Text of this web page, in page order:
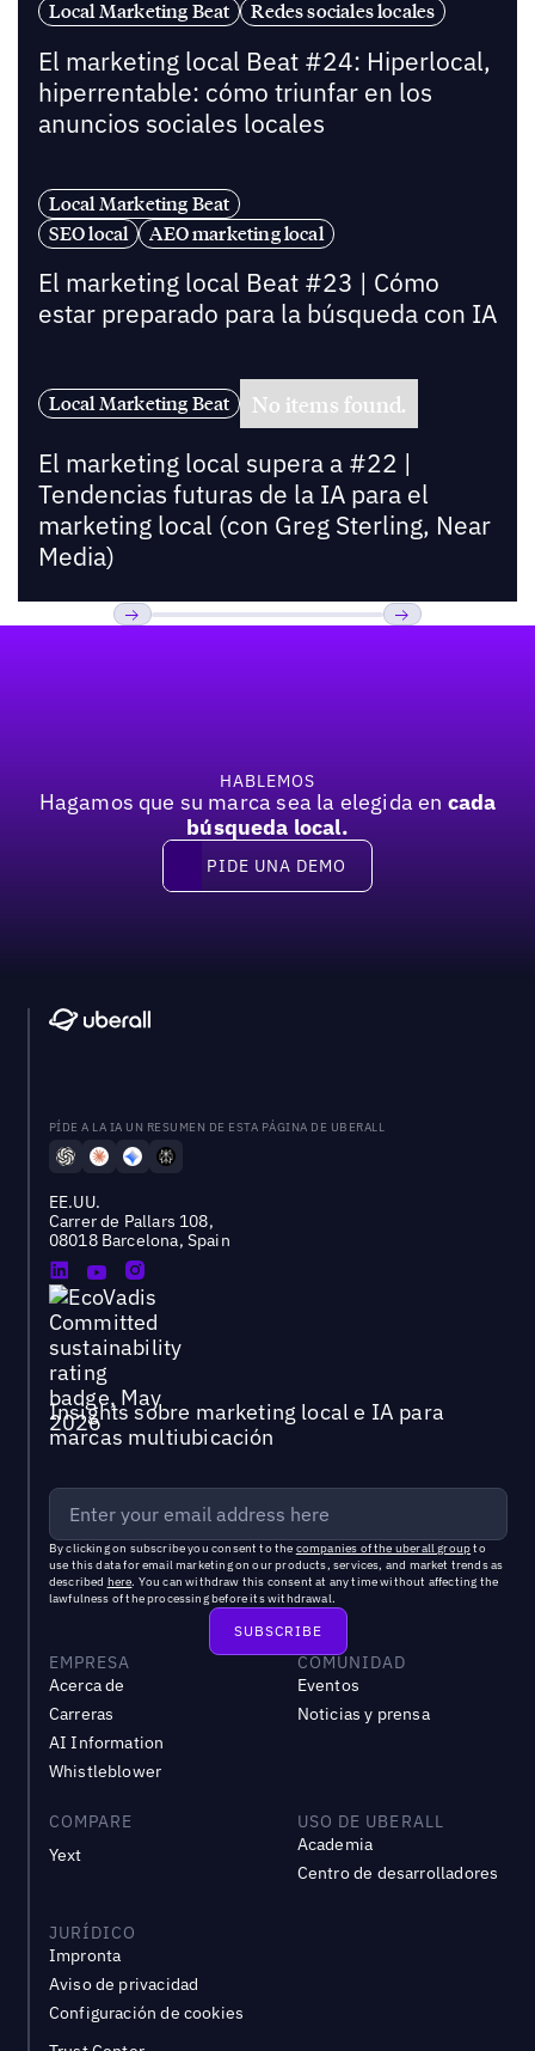
Local Marketing Beat Redes sociales locales
El marketing local Beat #24: Hiperlocal,
hiperrentable: cómo triunfar en los
anuncios sociales locales
Local Marketing Beat
SEO local
AEO marketing local
El marketing local Beat #23 | Cómo
estar preparado para la búsqueda con IA
Local Marketing Beat No items found.
El marketing local supera a #22 |
Tendencias futuras de la IA para el
marketing local (con Greg Sterling, Near
Media)
HABLEMOS
Hagamos que su marca sea la elegida en cada
búsqueda local.
Pide una demo
PIDE UNA DEMO
PÍDE A LA IA UN RESUMEN DE ESTA PÁGINA DE UBERALL
EE.UU.
Carrer de Pallars 108,
08018 Barcelona, Spain
Insights sobre marketing local e IA para
marcas multiubicación
By clicking on subscribe you consent to the companies of the uberall groupto
use this data for email marketing on our products, services, and market trends as
described here. You can withdraw this consent at any time without affecting the
lawfulness of the processing before its withdrawal.
EMPRESA
Acerca de
Carreras
AI Information
Whistleblower
COMUNIDAD
Eventos
Noticias y prensa
COMPARE
Yext
USO DE UBERALL
Academia
Centro de desarrolladores
JURÍDICO
Impronta
Aviso de privacidad
Configuración de cookies